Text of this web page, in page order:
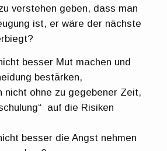
verstehen geben, dass man
ist, er wäre der nächste
besser Mut machen und
bestärken,
nicht ohne zu gegebener Zeit,
auf die Risiken
besser die Angst nehmen